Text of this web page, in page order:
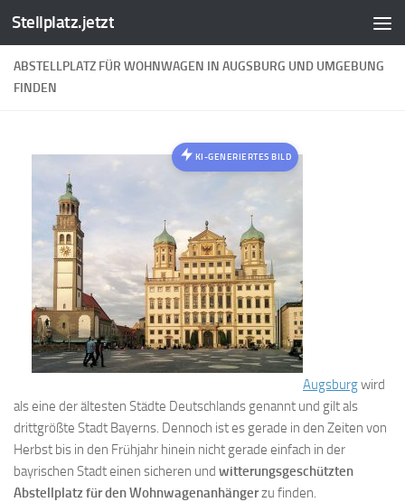
Zum Inhalt springen
Stellplatz.jetzt
ABSTELLPLATZ FÜR WOHNWAGEN IN AUGSBURG UND UMGEBUNG
FINDEN
KI-GENERIERTES BILD
Augsburgwird
als eine der ältesten Städte Deutschlands genannt und gilt als
drittgrößte Stadt Bayerns. Dennoch ist es gerade in den Zeiten von
Herbst bis in den Frühjahr hinein nicht gerade einfach in der
bayrischen Stadt einen sicheren und witterungsgeschützten
Abstellplatz für den Wohnwagenanhängerzu finden.